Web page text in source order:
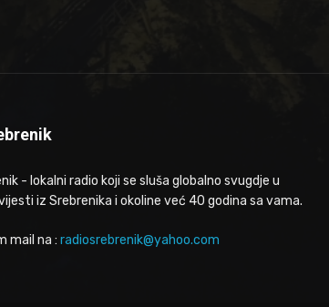
- lokalni radio koji se sluša globalno svugdje u
iz Srebrenika i okoline već 40 godina sa vama.
mail na : radiosrebrenik@yahoo.com